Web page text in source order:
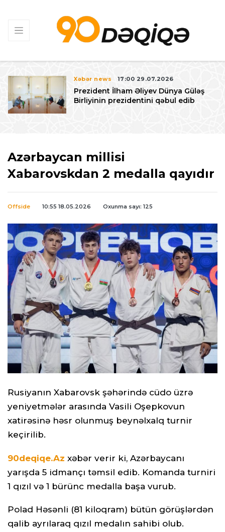
Xəbər news 17:00 29.07.2026
Prezident İlham Əliyev Dünya Güləş
Birliyinin prezidentini qəbul edib
Azərbaycan millisi
Xabarovskdan 2 medalla qayıdır
Offside 10:55 18.05.2026 Oxunma sayı: 125
Rusiyanın Xabarovsk şəhərində cüdo üzrə
yeniyetmələr arasında Vasili Oşepkovun
xatirəsinə həsr olunmuş beynəlxalq turnir
keçirilib.
90deqiqe.Az xəbər verir ki, Azərbaycanı
yarışda 5 idmançı təmsil edib. Komanda turniri
1 qızıl və 1 bürünc medalla başa vurub.
Polad Həsənli (81 kiloqram) bütün görüşlərdən
qalib ayrılaraq qızıl medalın sahibi olub.